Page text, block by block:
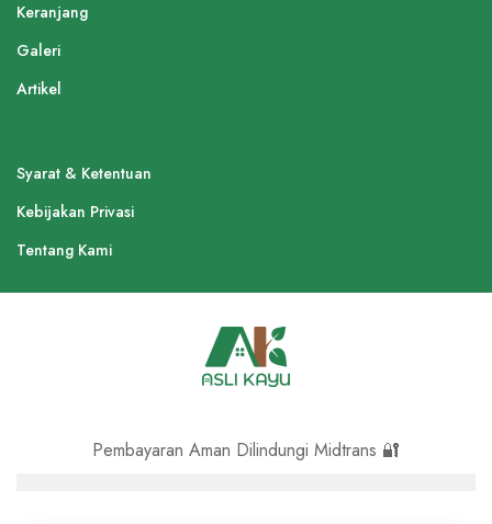
Keranjang
Galeri
Artikel
Syarat & Ketentuan
Kebijakan Privasi
Tentang Kami
Pembayaran Aman Dilindungi Midtrans 🔐